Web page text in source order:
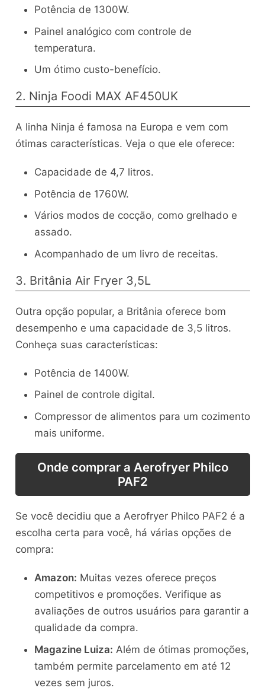
Potência de 1300W.
Painel analógico com controle de
temperatura.
Um ótimo custo-benefício.
2. Ninja Foodi MAX AF450UK
A linha Ninja é famosa na Europa e vem com
ótimas características. Veja o que ele oferece:
Capacidade de 4,7 litros.
Potência de 1760W.
Vários modos de cocção, como grelhado e
assado.
Acompanhado de um livro de receitas.
3. Britânia Air Fryer 3,5L
Outra opção popular, a Britânia oferece bom
desempenho e uma capacidade de 3,5 litros.
Conheça suas características:
Potência de 1400W.
Painel de controle digital.
Compressor de alimentos para um cozimento
mais uniforme.
Onde comprar a Aerofryer Philco
PAF2
Se você decidiu que a Aerofryer Philco PAF2 é a
escolha certa para você, há várias opções de
compra:
Amazon: Muitas vezes oferece preços
competitivos e promoções. Verifique as
avaliações de outros usuários para garantir a
qualidade da compra.
Magazine Luiza: Além de ótimas promoções,
também permite parcelamento em até 12
vezes sem juros.